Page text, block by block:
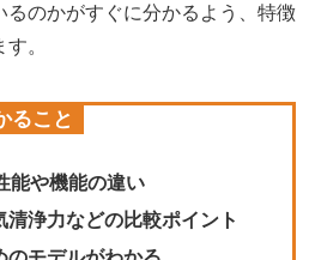
るのかがすぐに分かるよう、特徴
。
ること
能や機能の違い
清浄力などの比較ポイント